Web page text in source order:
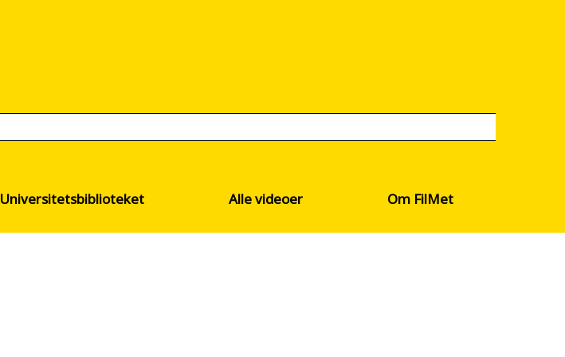
Universitetsbiblioteket Alle videoer Om FilMet